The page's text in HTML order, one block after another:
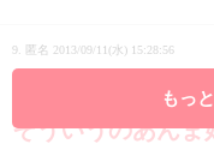
9. 匿名 2013/09/11(水) 15:28:56
夫婦揃って仕事
そういうのあんま
もっ